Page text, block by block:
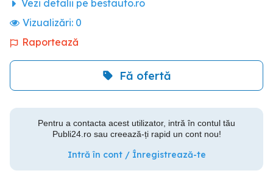
Vezi detalii pe bestauto.ro
Vizualizări: 0
Raportează
Fă ofertă
Pentru a contacta acest utilizator, intră în contul tău
Publi24.ro sau creează-ți rapid un cont nou!
Intră în cont / Înregistrează-te